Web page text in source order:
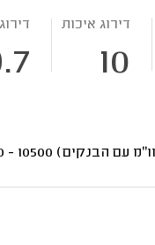
דירוג איכות
10
עם הבנקים) 10500 - 7000